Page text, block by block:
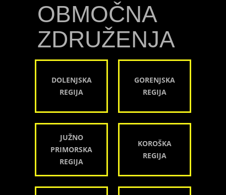
OBMOČNA
ZDRUŽENJA
DOLENJSKA
REGIJA
GORENJSKA
REGIJA
JUŽNO
PRIMORSKA
REGIJA
KOROŠKA
REGIJA